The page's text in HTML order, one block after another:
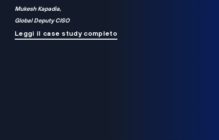
Mukesh Kapadia,
Global Deputy CISO
Leggi il case study completo